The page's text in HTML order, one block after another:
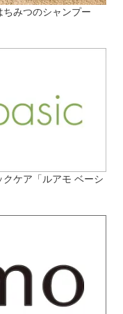
ちみつのシャンプー
ケア「ルアモ ベーシ